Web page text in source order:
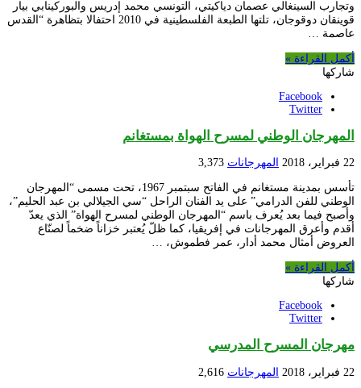
وتجارب السينغالي عصمان دياكيتي، التونسي محمد إدريس والبوركينابي بيار
قوينقان دوقوجان، تلتها الطبعة الفلسطينية في 2010 احتفالا بتظاهرة “القدس
عاصمة …
أكمل القراءة »
شاركها
Facebook
Twitter
المهرجان الوطني لمسرح الهواة بمستغانم
22 فبراير، 2018 المهرجانات 3,373
تأسس بمدينة مستغانم في الفاتح سبتمبر 1967، تحت مسمى “المهرجان
الوطني للفن الدرامي” على يد الفنان الراحل “سي الجيلالي بن عبد الحليم”،
وأصبح فيما بعد يُعرف باسم “المهرجان الوطني لمسرح الهواة” الذي يعدّ
أقدم وأعرق المهرجانات في إفريقيا، كما ظلّ يُعتبر خزاناً ضخماً لصنّاع
العروض أمثال محمد أدار، عمر فطموش، …
أكمل القراءة »
شاركها
Facebook
Twitter
مهرجان المسرح المدرسي
22 فبراير، 2018 المهرجانات 2,616